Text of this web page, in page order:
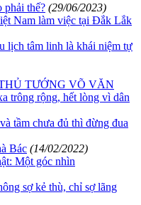
thế? (29/06/2023)
Nam làm việc tại Đắk Lắk
lịch tâm linh là khái niệm tự
TƯỚNG VÕ VĂN
trông rộng, hết lòng vì dân
tầm chưa đủ thì đừng đua
Bác (14/02/2022)
Một góc nhìn
sợ kẻ thù, chỉ sợ lãng